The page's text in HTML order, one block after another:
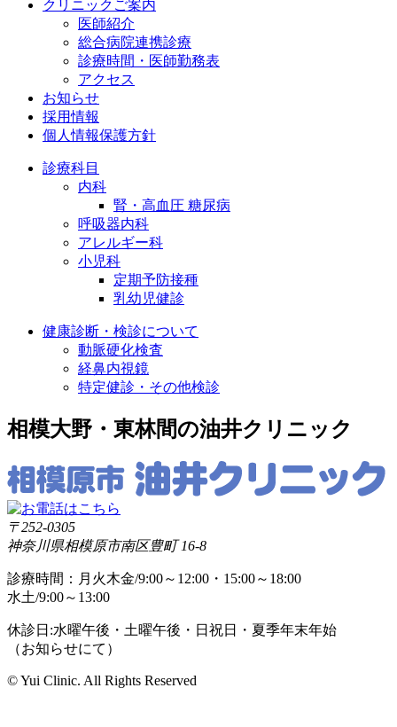
クリニックご案内
医師紹介
総合病院連携診療
診療時間・医師勤務表
アクセス
お知らせ
採用情報
個人情報保護方針
診療科目
内科
腎・高血圧 糖尿病
呼吸器内科
アレルギー科
小児科
定期予防接種
乳幼児健診
健康診断・検診について
動脈硬化検査
経鼻内視鏡
特定健診・その他検診
相模大野・東林間の油井クリニック
〒252-0305
神奈川県相模原市南区豊町 16-8
診療時間：月火木金/9:00～12:00・15:00～18:00
水土/9:00～13:00
休診日:水曜午後・土曜午後・日祝日・夏季年末年始
（お知らせにて）
© Yui Clinic. All Rights Reserved